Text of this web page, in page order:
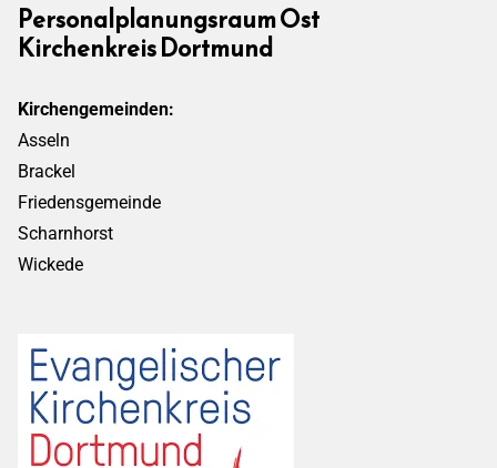
Personalplanungsraum Ost
Kirchenkreis Dortmund
Kirchengemeinden:
Asseln
Brackel
Friedensgemeinde
Scharnhorst
Wickede